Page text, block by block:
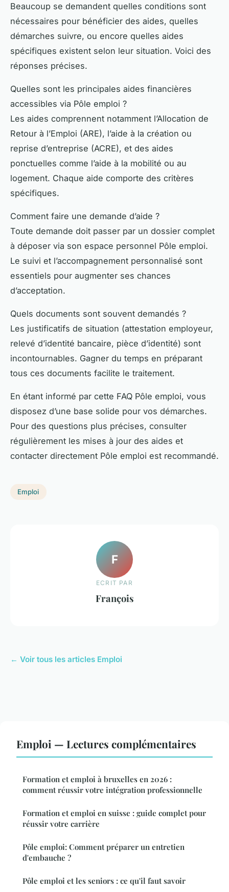
Beaucoup se demandent quelles conditions sont
nécessaires pour bénéficier des aides, quelles
démarches suivre, ou encore quelles aides
spécifiques existent selon leur situation. Voici des
réponses précises.
Quelles sont les principales aides financières
accessibles via Pôle emploi ?
Les aides comprennent notamment l’Allocation de
Retour à l’Emploi (ARE), l’aide à la création ou
reprise d’entreprise (ACRE), et des aides
ponctuelles comme l’aide à la mobilité ou au
logement. Chaque aide comporte des critères
spécifiques.
Comment faire une demande d’aide ?
Toute demande doit passer par un dossier complet
à déposer via son espace personnel Pôle emploi.
Le suivi et l’accompagnement personnalisé sont
essentiels pour augmenter ses chances
d’acceptation.
Quels documents sont souvent demandés ?
Les justificatifs de situation (attestation employeur,
relevé d’identité bancaire, pièce d’identité) sont
incontournables. Gagner du temps en préparant
tous ces documents facilite le traitement.
En étant informé par cette FAQ Pôle emploi, vous
disposez d’une base solide pour vos démarches.
Pour des questions plus précises, consulter
régulièrement les mises à jour des aides et
contacter directement Pôle emploi est recommandé.
Emploi
F
ECRIT PAR
François
← Voir tous les articles Emploi
Emploi — Lectures complémentaires
Formation et emploi à bruxelles en 2026 :
comment réussir votre intégration professionnelle
Formation et emploi en suisse : guide complet pour
réussir votre carrière
Pôle emploi: Comment préparer un entretien
d'embauche ?
Pôle emploi et les seniors : ce qu'il faut savoir